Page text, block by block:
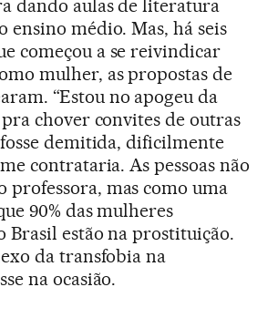
dando aulas de literatura
ensino médio. Mas, há seis
começou a se reivindicar
mulher, as propostas de
“Estou no apogeu da
chover convites de outras
fosse demitida, dificilmente
contrataria. As pessoas não
professora, mas como uma
90% das mulheres
Brasil estão na prostituição.
da transfobia na
na ocasião.